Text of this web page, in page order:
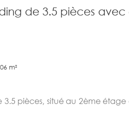
de 3.5 pièces avec
m²
pièces, situé au 2ème